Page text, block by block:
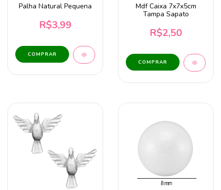
Palha Natural Pequena
R$3,99
Mdf Caixa 7x7x5cm
Tampa Sapato
R$2,50